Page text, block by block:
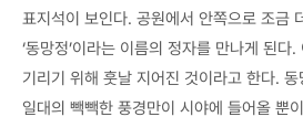
표지석이 보인다. 공원에서 안쪽으로 조금
‘동망정’이라는 이름의 정자를 만나게 된
기리기 위해 훗날 지어진 것이라고 한다.
일대의 빽빽한 풍경만이 시야에 들어올 뿐